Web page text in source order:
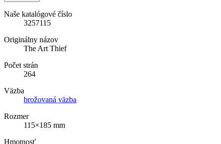
Naše katalógové číslo
3257115
Originálny názov
The Art Thief
Počet strán
264
Väzba
brožovaná väzba
Rozmer
115×185 mm
Hmotnosť